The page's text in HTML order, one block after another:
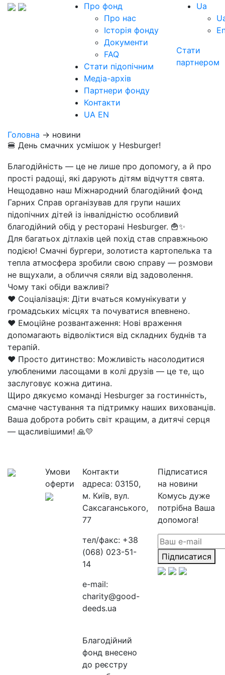
Про фонд
Про нас
Історія фонду
Документи
FAQ
Стати підопічним
Медіа-архів
Партнери фонду
Контакти
UA EN
Ua
Стати
партнером
Головна → новини
🍔 День смачних усмішок у Hesburger!
Благодійність — це не лише про допомогу, а й про
прості радощі, які дарують дітям відчуття свята.
Нещодавно наш Міжнародний благодійний фонд
Гарних Справ організував для групи наших
підопічних дітей із інвалідністю особливий
благодійний обід у ресторані Hesburger. 🍟✨
Для багатьох дітлахів цей похід став справжньою
подією! Смачні бургери, золотиста картопелька та
тепла атмосфера зробили свою справу — розмови
не вщухали, а обличчя сяяли від задоволення.
Чому такі обіди важливі?
❤️ Соціалізація: Діти вчаться комунікувати у
громадських місцях та почуватися впевнено.
❤️ Емоційне розвантаження: Нові враження
допомагають відволіктися від складних буднів та
терапій.
❤️ Просто дитинство: Можливість насолодитися
улюбленими ласощами в колі друзів — це те, що
заслуговує кожна дитина.
Щиро дякуємо команді Hesburger за гостинність,
смачне частування та підтримку наших вихованців.
Ваша доброта робить світ кращим, а дитячі серця
— щасливішими! 🙏💛
Умови
оферти
Контакти
адреса: 03150,
м. Київ, вул.
Саксаганського,
77
тел/факс: +38
(068) 023-51-
14
e-mail:
charity@good-
deeds.ua
Благодійний
фонд внесено
до реєстру
Підписатися
на новини
Комусь дуже
потрібна Ваша
допомога!
Підписатися